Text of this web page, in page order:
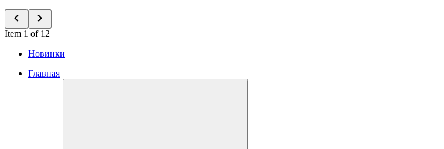
Item 1 of 12
Новинки
Главная